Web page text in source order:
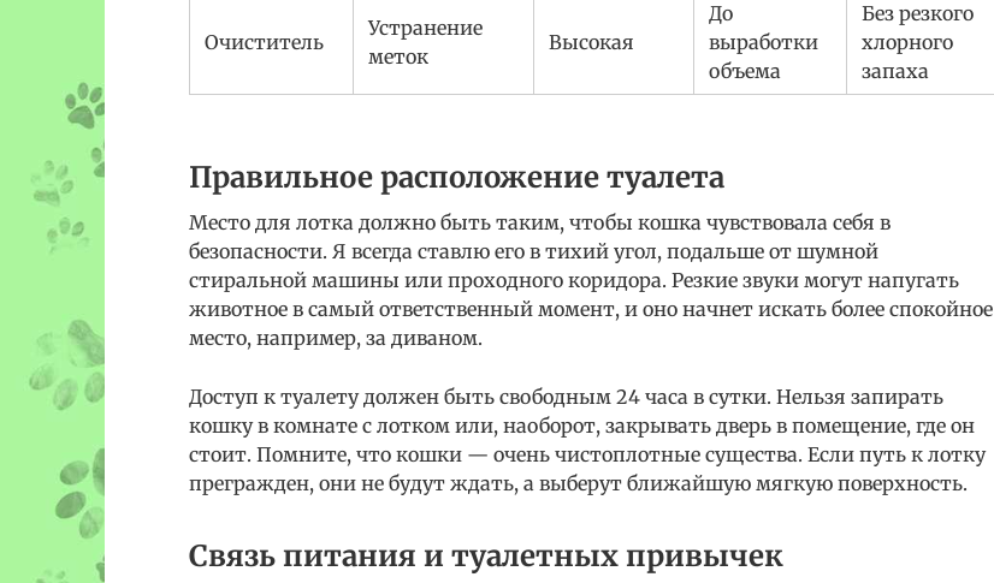
Очиститель
Устранение
меток
Высокая
До
выработки
объема
Без резкого
хлорного
запаха
Правильное расположение туалета
Место для лотка должно быть таким, чтобы кошка чувствовала себя в
безопасности. Я всегда ставлю его в тихий угол, подальше от шумной
стиральной машины или проходного коридора. Резкие звуки могут напугать
животное в самый ответственный момент, и оно начнет искать более спокойное
место, например, за диваном.
Доступ к туалету должен быть свободным 24 часа в сутки. Нельзя запирать
кошку в комнате с лотком или, наоборот, закрывать дверь в помещение, где он
стоит. Помните, что кошки — очень чистоплотные существа. Если путь к лотку
прегражден, они не будут ждать, а выберут ближайшую мягкую поверхность.
Связь питания и туалетных привычек